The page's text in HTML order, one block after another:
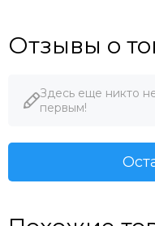
Отзывы о
Здесь еще никто
первым!